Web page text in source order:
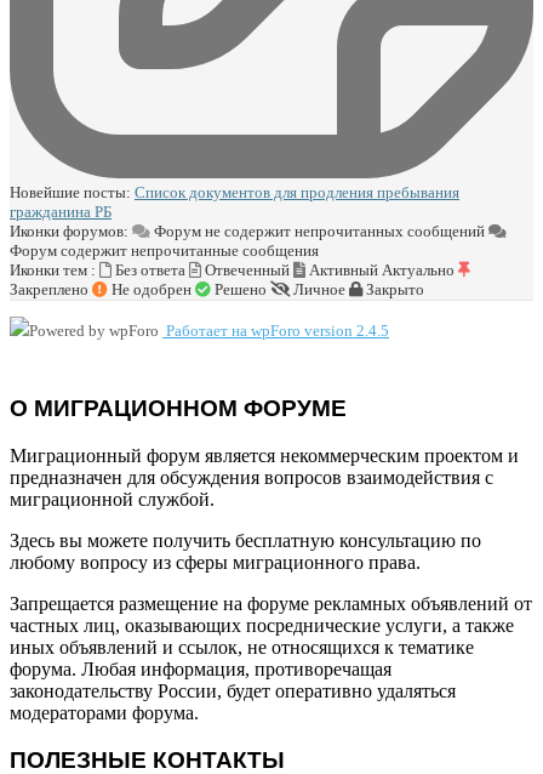
Новейшие посты: Список документов для продления пребывания
гражданина РБ
Иконки форумов:
Форум не содержит непрочитанных сообщений
Форум содержит непрочитанные сообщения
Иконки тем :
Без ответа Отвеченный Активный Актуально
Закреплено
Не одобрен Решено Личное Закрыто
Работает на wpForo version 2.4.5
О МИГРАЦИОННОМ ФОРУМЕ
Миграционный форум является некоммерческим проектом и
предназначен для обсуждения вопросов взаимодействия с
миграционной службой.
Здесь вы можете получить бесплатную консультацию по
любому вопросу из сферы миграционного права.
Запрещается размещение на форуме рекламных объявлений от
частных лиц, оказывающих посреднические услуги, а также
иных объявлений и ссылок, не относящихся к тематике
форума. Любая информация, противоречащая
законодательству России, будет оперативно удаляться
модераторами форума.
ПОЛЕЗНЫЕ КОНТАКТЫ